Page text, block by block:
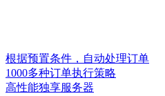
根据预置条件，自动处理订单
1000多种订单执行策略
高性能独享服务器